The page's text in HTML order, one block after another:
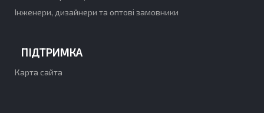
Інженери, дизайнери та оптові замовники
ПІДТРИМКА
Карта сайта